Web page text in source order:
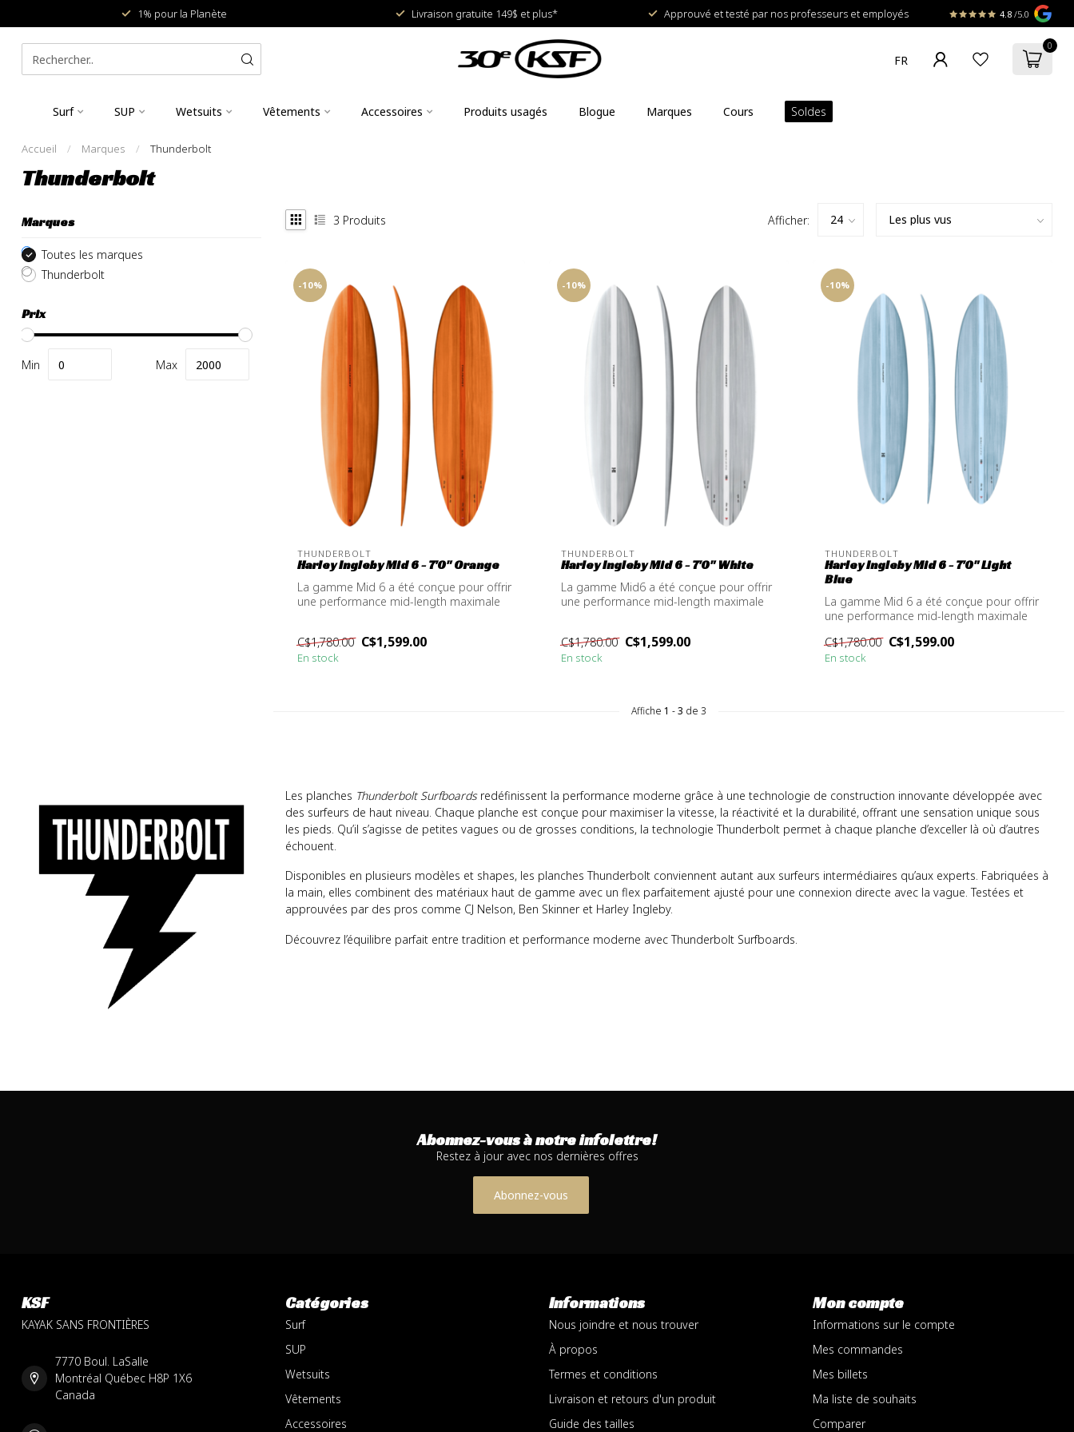
1% pour la Planète Livraison gratuite 149$ et plus* Approuvé et testé par nos professeurs et employés 4.8 /5.0
0
Surf SUP Wetsuits Vêtements Accessoires Produits usagés Blogue Marques Cours Soldes
Accueil / Marques / Thunderbolt
Thunderbolt
Marques
Toutes les marques
Thunderbolt
Prix
Min Max
3 Produits Afficher:
-10%
THUNDERBOLT
Harley Ingleby Mid 6 - 7'0" Orange
La gamme Mid 6 a été conçue pour offrir
une performance mid-length maximale
C$1,780.00 C$1,599.00
En stock
-10%
THUNDERBOLT
Harley Ingleby Mid 6 - 7'0" White
La gamme Mid6 a été conçue pour offrir
une performance mid-length maximale
C$1,780.00 C$1,599.00
En stock
-10%
THUNDERBOLT
Harley Ingleby Mid 6 - 7'0" Light
Blue
La gamme Mid 6 a été conçue pour offrir
une performance mid-length maximale
C$1,780.00 C$1,599.00
En stock
Affiche 1 -3 de 3
Les planches Thunderbolt Surfboardsredéfinissent la performance moderne grâce à une technologie de construction innovante développée avec
des surfeurs de haut niveau. Chaque planche est conçue pour maximiser la vitesse, la réactivité et la durabilité, offrant une sensation unique sous
les pieds. Qu’il s’agisse de petites vagues ou de grosses conditions, la technologie Thunderbolt permet à chaque planche d’exceller là où d’autres
échouent.
Disponibles en plusieurs modèles et shapes, les planches Thunderbolt conviennent autant aux surfeurs intermédiaires qu’aux experts. Fabriquées à
la main, elles combinent des matériaux haut de gamme avec un flex parfaitement ajusté pour une connexion directe avec la vague. Testées et
approuvées par des pros comme CJ Nelson, Ben Skinner et Harley Ingleby.
Découvrez l’équilibre parfait entre tradition et performance moderne avec Thunderbolt Surfboards.
Abonnez-vous à notre infolettre!
Restez à jour avec nos dernières offres
Abonnez-vous
KSF
KAYAK SANS FRONTIÈRES
7770 Boul. LaSalle
Montréal Québec H8P 1X6
Canada
Catégories
Surf
SUP
Wetsuits
Vêtements
Accessoires
Informations
Nous joindre et nous trouver
À propos
Termes et conditions
Livraison et retours d'un produit
Guide des tailles
Mon compte
Informations sur le compte
Mes commandes
Mes billets
Ma liste de souhaits
Comparer